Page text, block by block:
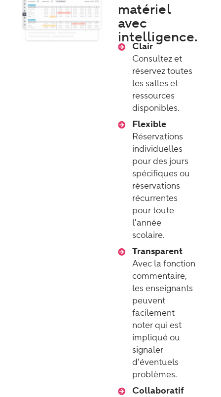
matériel
avec
intelligence.
Clair
Consultez et
réservez toutes
les salles et
ressources
disponibles.
Flexible
Réservations
individuelles
pour des jours
spécifiques ou
réservations
récurrentes
pour toute
l'année
scolaire.
Transparent
Avec la fonction
commentaire,
les enseignants
peuvent
facilement
noter qui est
impliqué ou
signaler
d'éventuels
problèmes.
Collaboratif